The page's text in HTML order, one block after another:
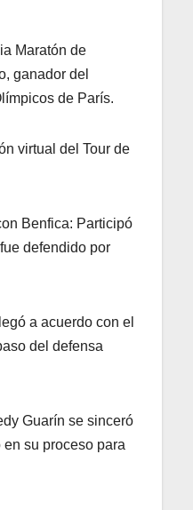
Maratón de
ganador del
de París.
virtual del Tour de
Benfica: Participó
defendido por
a acuerdo con el
del defensa
Guarín se sinceró
su proceso para